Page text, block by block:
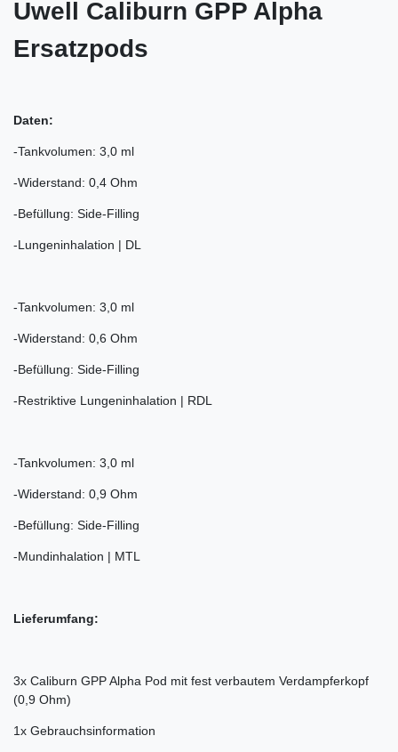
Uwell Caliburn GPP Alpha
Ersatzpods
Daten:
-Tankvolumen: 3,0 ml
-Widerstand: 0,4 Ohm
-Befüllung: Side-Filling
-Lungeninhalation | DL
-Tankvolumen: 3,0 ml
-Widerstand: 0,6 Ohm
-Befüllung: Side-Filling
-Restriktive Lungeninhalation | RDL
-Tankvolumen: 3,0 ml
-Widerstand: 0,9 Ohm
-Befüllung: Side-Filling
-Mundinhalation | MTL
Lieferumfang:
3x Caliburn GPP Alpha Pod mit fest verbautem Verdampferkopf
(0,9 Ohm)
1x Gebrauchsinformation